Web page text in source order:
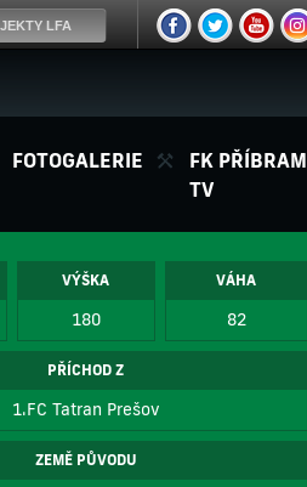
FOTOGALERIE
FK PŘÍBRAM
TV
VÝŠKA
180
VÁHA
82
PŘÍCHOD Z
1.FC Tatran Prešov
ZEMĚ PŮVODU
LFA